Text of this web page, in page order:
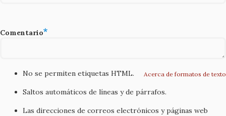
Comentario
Acerca de formatos de texto
No se permiten etiquetas HTML.
Saltos automáticos de líneas y de párrafos.
Las direcciones de correos electrónicos y páginas web